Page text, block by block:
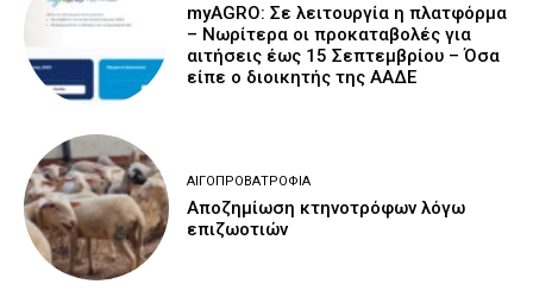
myAGRO: Σε λειτουργία η πλατφόρμα
– Νωρίτερα οι προκαταβολές για
αιτήσεις έως 15 Σεπτεμβρίου – Όσα
είπε ο διοικητής της ΑΑΔΕ
ΑΙΓΟΠΡΟΒΑΤΡΟΦΊΑ
Αποζημίωση κτηνοτρόφων λόγω
επιζωοτιών